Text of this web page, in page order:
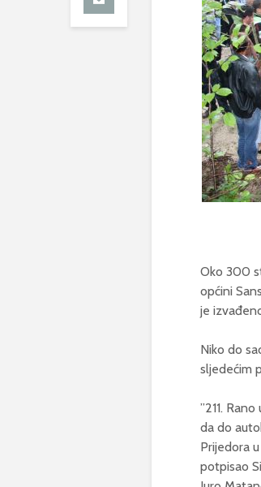
Oko 300
općini
je
Niko do
sljedećim
”211.
da do
Prijedora
potpisao